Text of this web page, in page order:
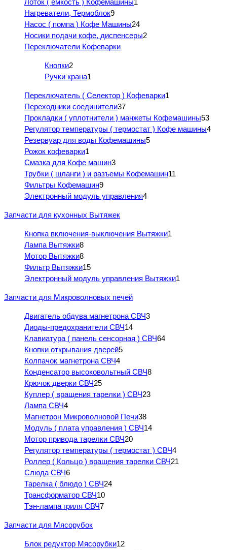
Лоток ( емкость ) Кофемашины1
Нагреватели, Термоблок9
Насос ( помпа ) Кофе Машины24
Носики подачи кофе, диспенсеры2
Переключатели Кофеварки
Кнопки2
Ручки крана1
Переключатель ( Селектор ) Кофеварки1
Переходники соединители37
Прокладки ( уплотнители ) манжеты Кофемашины53
Регулятор температуры ( термостат ) Кофе машины4
Резервуар для воды Кофемашины5
Рожок кофеварки1
Смазка для Кофе машин3
Трубки ( шланги ) и разъемы Кофемашин11
Фильтры Кофемашин9
Электронный модуль управления4
Запчасти для кухонных Вытяжек
Кнопка включения-выключения Вытяжки1
Лампа Вытяжки8
Мотор Вытяжки8
Фильтр Вытяжки15
Электронный модуль управления Вытяжки1
Запчасти для Микроволновых печей
Двигатель обдува магнетрона СВЧ3
Диоды-предохранители СВЧ14
Клавиатура ( панель сенсорная ) СВЧ64
Кнопки открывания дверей5
Колпачок магнетрона СВЧ4
Конденсатор высоковольтный СВЧ8
Крючок дверки СВЧ25
Куплер ( вращения тарелки ) СВЧ23
Лампа СВЧ4
Магнетрон Микроволновой Печи38
Модуль ( плата управления ) СВЧ14
Мотор привода тарелки СВЧ20
Регулятор температуры ( термостат ) СВЧ4
Роллер ( Кольцо ) вращения тарелки СВЧ21
Слюда СВЧ6
Тарелка ( блюдо ) СВЧ24
Трансформатор СВЧ10
Тэн-лампа гриля СВЧ7
Запчасти для Мясорубок
Блок редуктор Мясорубки12